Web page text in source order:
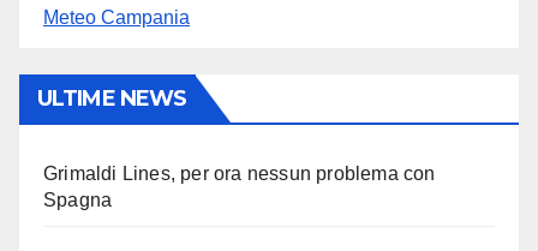
Meteo Campania
ULTIME NEWS
Grimaldi Lines, per ora nessun problema con
Spagna